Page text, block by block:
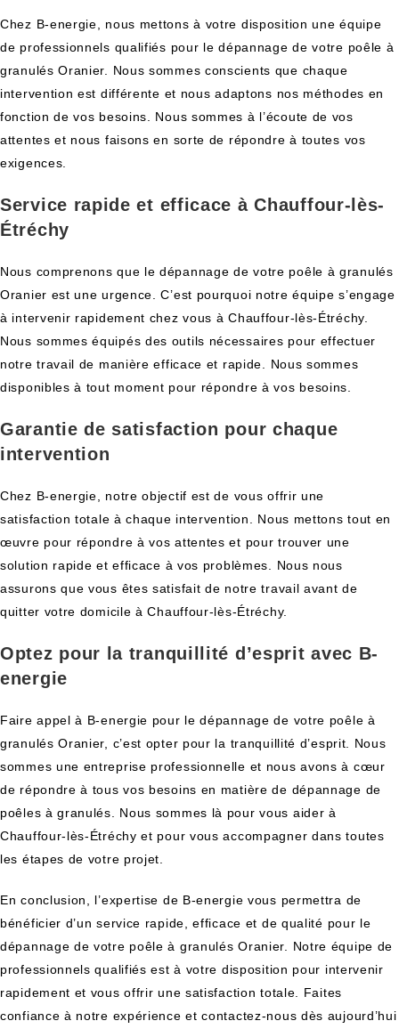
Chez B-energie, nous mettons à votre disposition une équipe
de professionnels qualifiés pour le dépannage de votre poêle à
granulés Oranier. Nous sommes conscients que chaque
intervention est différente et nous adaptons nos méthodes en
fonction de vos besoins. Nous sommes à l’écoute de vos
attentes et nous faisons en sorte de répondre à toutes vos
exigences.
Service rapide et efficace à Chauffour-lès-
Étréchy
Nous comprenons que le dépannage de votre poêle à granulés
Oranier est une urgence. C’est pourquoi notre équipe s’engage
à intervenir rapidement chez vous à Chauffour-lès-Étréchy.
Nous sommes équipés des outils nécessaires pour effectuer
notre travail de manière efficace et rapide. Nous sommes
disponibles à tout moment pour répondre à vos besoins.
Garantie de satisfaction pour chaque
intervention
Chez B-energie, notre objectif est de vous offrir une
satisfaction totale à chaque intervention. Nous mettons tout en
œuvre pour répondre à vos attentes et pour trouver une
solution rapide et efficace à vos problèmes. Nous nous
assurons que vous êtes satisfait de notre travail avant de
quitter votre domicile à Chauffour-lès-Étréchy.
Optez pour la tranquillité d’esprit avec B-
energie
Faire appel à B-energie pour le dépannage de votre poêle à
granulés Oranier, c’est opter pour la tranquillité d’esprit. Nous
sommes une entreprise professionnelle et nous avons à cœur
de répondre à tous vos besoins en matière de dépannage de
poêles à granulés. Nous sommes là pour vous aider à
Chauffour-lès-Étréchy et pour vous accompagner dans toutes
les étapes de votre projet.
En conclusion, l’expertise de B-energie vous permettra de
bénéficier d’un service rapide, efficace et de qualité pour le
dépannage de votre poêle à granulés Oranier. Notre équipe de
professionnels qualifiés est à votre disposition pour intervenir
rapidement et vous offrir une satisfaction totale. Faites
confiance à notre expérience et contactez-nous dès aujourd’hui